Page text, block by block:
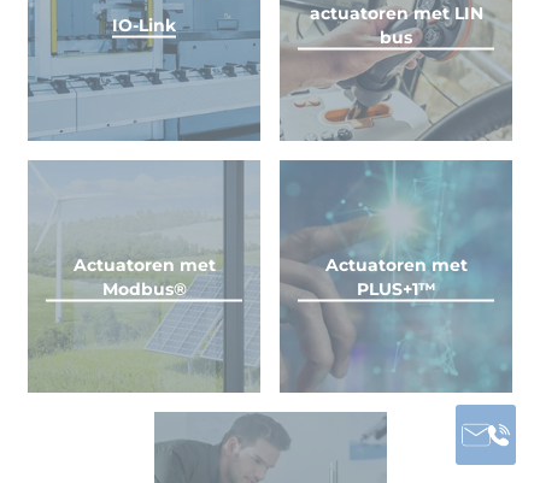
IO-Link
actuatoren met LIN
bus
Actuatoren met
Modbus®
Actuatoren met
PLUS+1™